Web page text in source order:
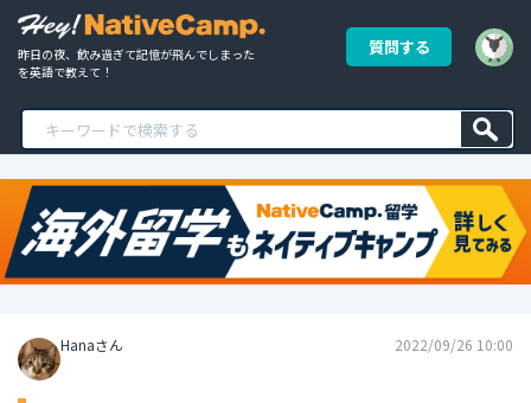
昨日の夜、飲み過ぎて記憶が飛んでしまった
を英語で教えて！
質問する
Hanaさん 2022/09/26 10:00